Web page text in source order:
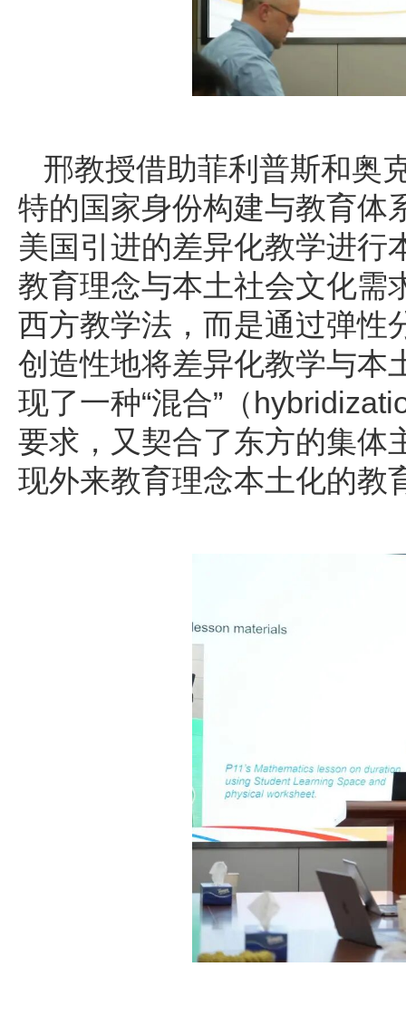
邢教授借助菲利普斯和奥
特的国家身份构建与教育体
美国引进的差异化教学进行
教育理念与本土社会文化需
西方教学法，而是通过弹性
创造性地将差异化教学与本
现了一种“混合”（
要求，又契合了东方的集体
现外来教育理念本土化的教